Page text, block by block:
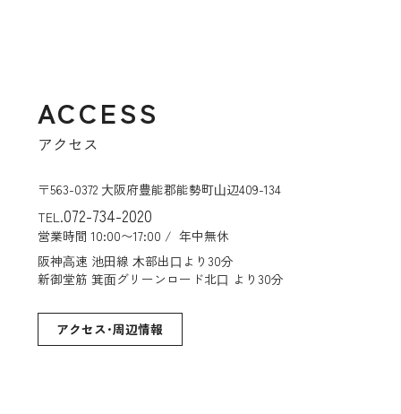
ACCESS
アクセス
〒563-0372 ⼤阪府豊能郡能勢町⼭辺409-134
TEL.072-734-2020
営業時間 10:00〜17:00 / 年中無休
阪神⾼速 池⽥線 ⽊部出⼝より30分
新御堂筋 箕⾯グリーンロード北⼝ より30分
アクセス･周辺情報